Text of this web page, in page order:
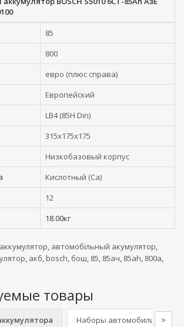
85
800
евро (плюс справа)
Европейский
LB4 (85H Din)
315x175x175
Низкобазовый корпус
Кислотный (Ca)
12
18.00кг
, автомобільный акумулятор,
, акб, bosch, бош, 85, 85ач, 85ah, 800а,
товары
Наборы автомобилиста
>